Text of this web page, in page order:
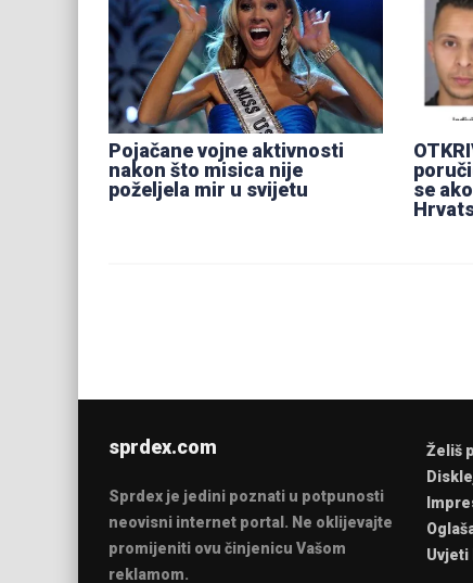
Pojačane vojne aktivnosti
nakon što misica nije
poželjela mir u svijetu
se
sprdex.com
Sprdex je jedini poznati u potpunosti
neovisni internet portal. Ne oklijevajte
promijeniti ovu činjenicu Vašom
reklamom.
Želiš
Uvjeti